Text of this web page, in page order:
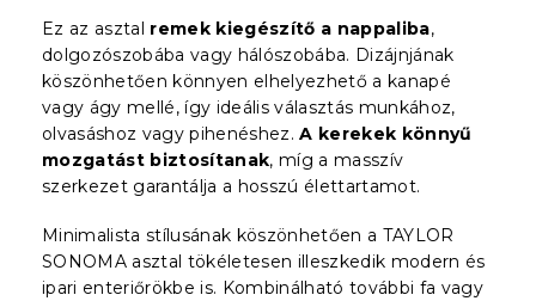
Ez az asztal remek kiegészítő a nappaliba,
dolgozószobába vagy hálószobába. Dizájnjának
köszönhetően könnyen elhelyezhető a kanapé
vagy ágy mellé, így ideális választás munkához,
olvasáshoz vagy pihenéshez.A kerekek könnyű
mozgatást biztosítanak, míg a masszív
szerkezet garantálja a hosszú élettartamot.
Minimalista stílusának köszönhetően a TAYLOR
SONOMA asztal tökéletesen illeszkedik modern és
ipari enteriőrökbe is. Kombinálható további fa vagy